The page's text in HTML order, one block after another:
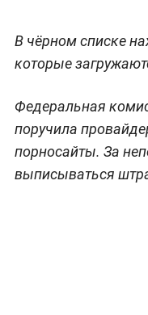
В чёрном списке
которые
Федеральная
поручила
порносайты. За
выписываться